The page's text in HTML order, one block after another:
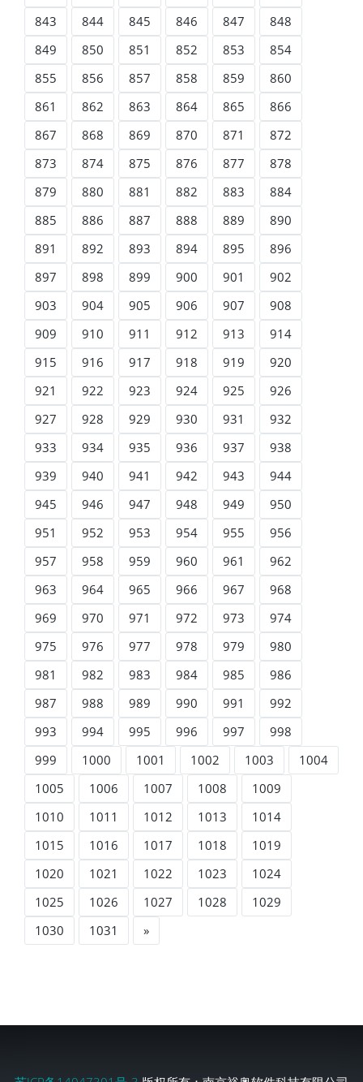
843
844 845 846 847
848
849
850 851 852 853
854
855
856 857 858 859
860
861
862 863 864 865
866
867
868 869 870 871
872
873
874 875 876 877
878
879
880 881 882 883
884
885
886 887 888 889
890
891
892 893 894 895
896
897
898 899 900 901
902
903
904 905 906 907
908
909
910 911 912 913
914
915
916 917 918 919
920
921
922 923 924 925
926
927
928 929 930 931
932
933
934 935 936 937
938
939
940 941 942 943
944
945
946 947 948 949
950
951
952 953 954 955
956
957
958 959 960 961
962
963
964 965 966 967
968
969
970 971 972 973
974
975
976 977 978 979
980
981
982 983 984 985
986
987
988 989 990 991
992
993
994 995 996 997
998
999
1000 1001 1002 1003
1004
1005
1006 1007 1008
1009
1010
1011 1012 1013
1014
1015
1016 1017 1018
1019
1020
1021 1022 1023
1024
1025
1026 1027 1028
1029
1030
1031 »